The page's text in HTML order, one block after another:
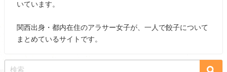
いています。
関西出身・都内在住のアラサー女子が、一人で餃子について
まとめているサイトです。